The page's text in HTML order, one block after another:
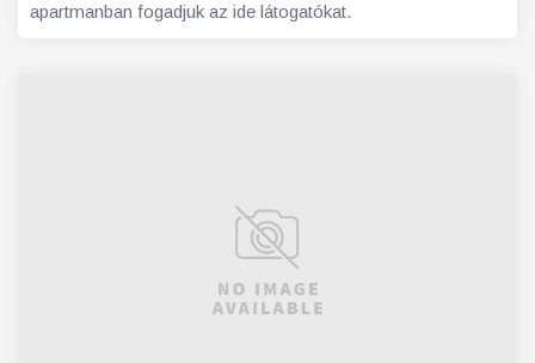
apartmanban fogadjuk az ide látogatókat.